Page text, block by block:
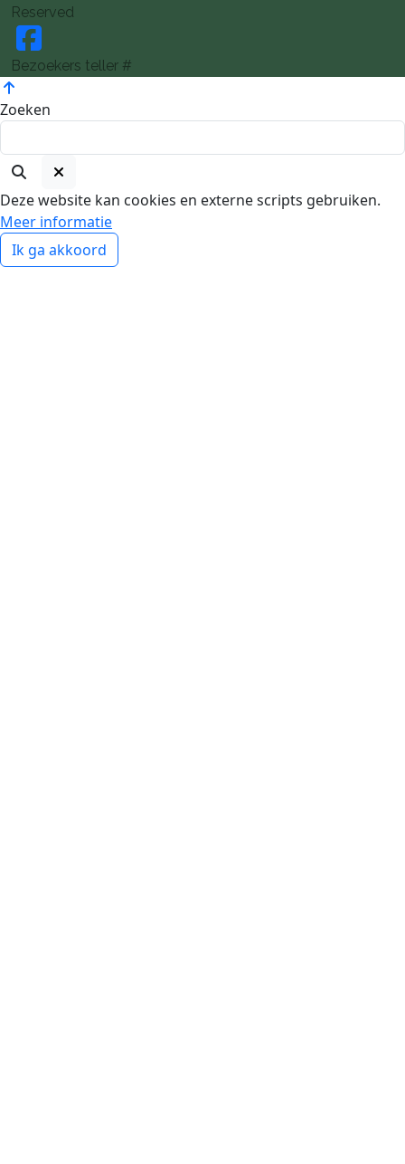
Reserved
Bezoekers teller #
Zoeken
Deze website kan cookies en externe scripts gebruiken.
Meer informatie
Ik ga akkoord